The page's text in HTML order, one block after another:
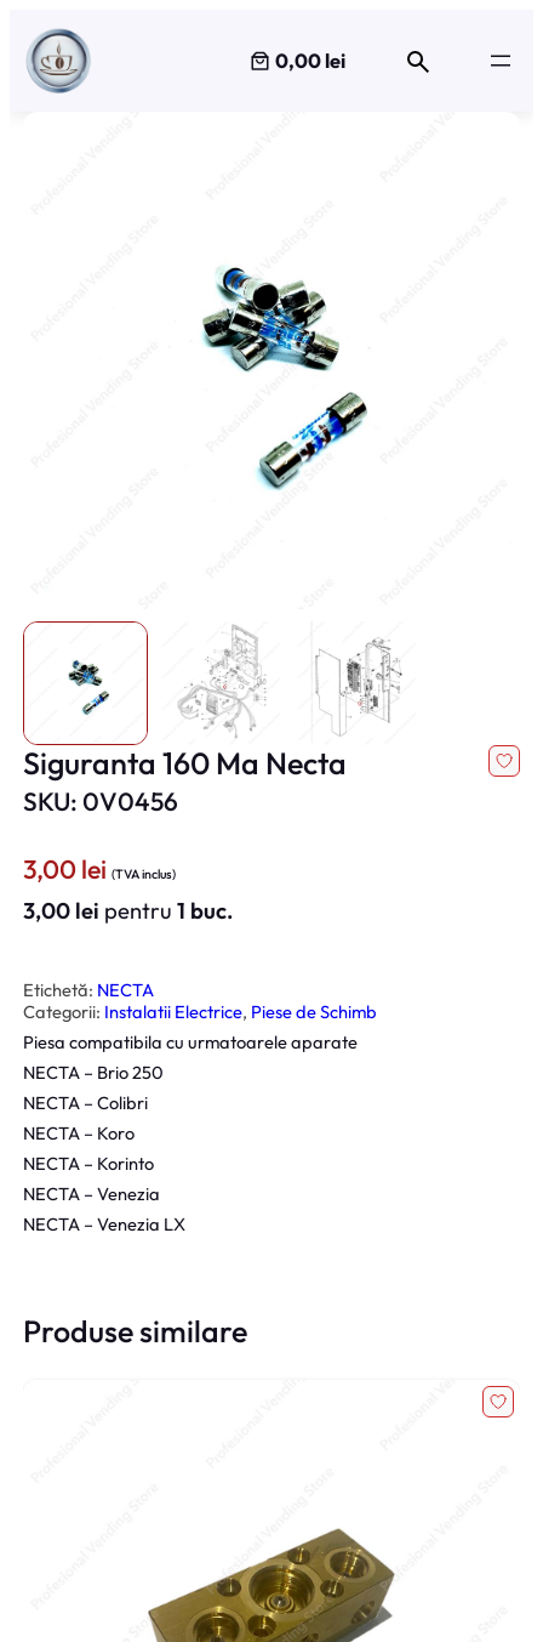
Sari
conținut
0,00 lei
Siguranta 160 Ma Necta
SKU: 0V0456
3,00lei (TVA inclus)
3,00 lei pentru1 buc.
Etichetă: NECTA
Categorii: Instalatii Electrice, Piese de Schimb
Piesa compatibila cu urmatoarele aparate
NECTA – Brio 250
NECTA – Colibri
NECTA – Koro
NECTA – Korinto
NECTA – Venezia
NECTA – Venezia LX
Produse similare